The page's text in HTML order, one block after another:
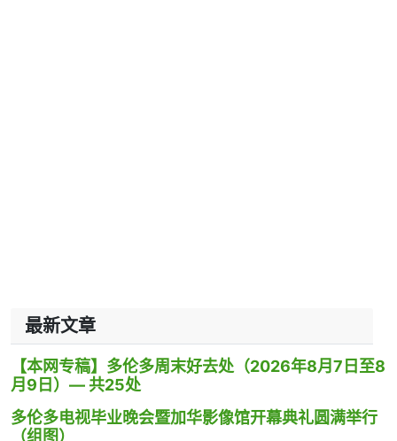
最新文章
【本网专稿】多伦多周末好去处（2026年8月7日至8
月9日）— 共25处
多伦多电视毕业晚会暨加华影像馆开幕典礼圆满举行
（组图）